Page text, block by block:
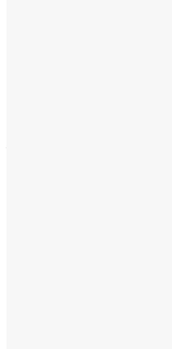
Слід пам’ятати, що право
котрі отримали особливе
Церковні правила: 5-е
Лаодикійського собору та
чином, посвячення у
максимальної